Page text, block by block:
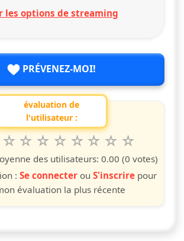
les options de streaming
PRÉVENEZ-MOI!
évaluation de
l'utilisateur :
da 1 a 10 étoiles
10
étoiles
9
étoiles
8
étoiles
7
étoiles
6
étoiles
5
étoiles
4
des utilisateurs: 0.00 (0 votes)
: Se connecterou S'inscrirepour
évaluation la plus récente